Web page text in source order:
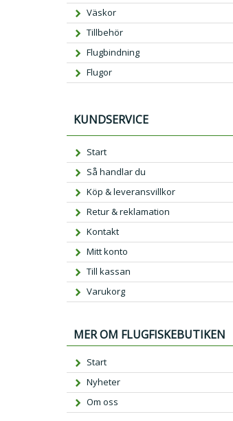
Väskor
Tillbehör
Flugbindning
Flugor
KUNDSERVICE
Start
Så handlar du
Köp & leveransvillkor
Retur & reklamation
Kontakt
Mitt konto
Till kassan
Varukorg
MER OM FLUGFISKEBUTIKEN
Start
Nyheter
Om oss